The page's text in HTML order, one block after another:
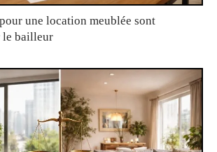
une location meublée sont
le bailleur